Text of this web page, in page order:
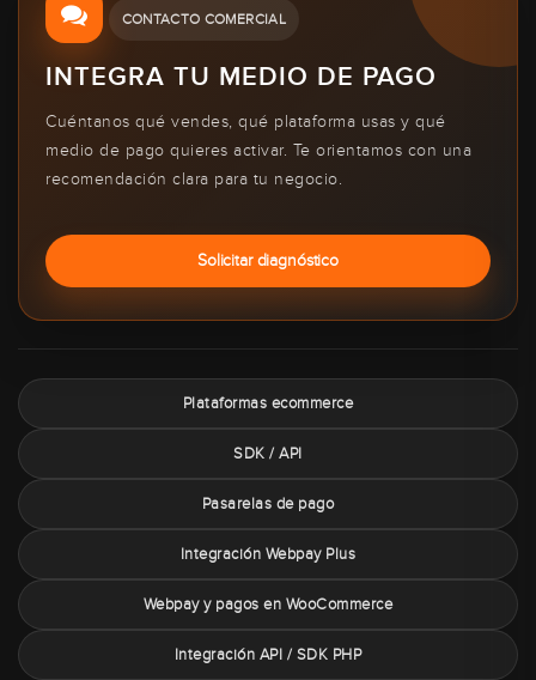
CONTACTO COMERCIAL
INTEGRA TU MEDIO DE PAGO
Cuéntanos qué vendes, qué plataforma usas y qué
medio de pago quieres activar. Te orientamos con una
recomendación clara para tu negocio.
Solicitar diagnóstico
Plataformas ecommerce
SDK / API
Pasarelas de pago
Integración Webpay Plus
Webpay y pagos en WooCommerce
Integración API / SDK PHP